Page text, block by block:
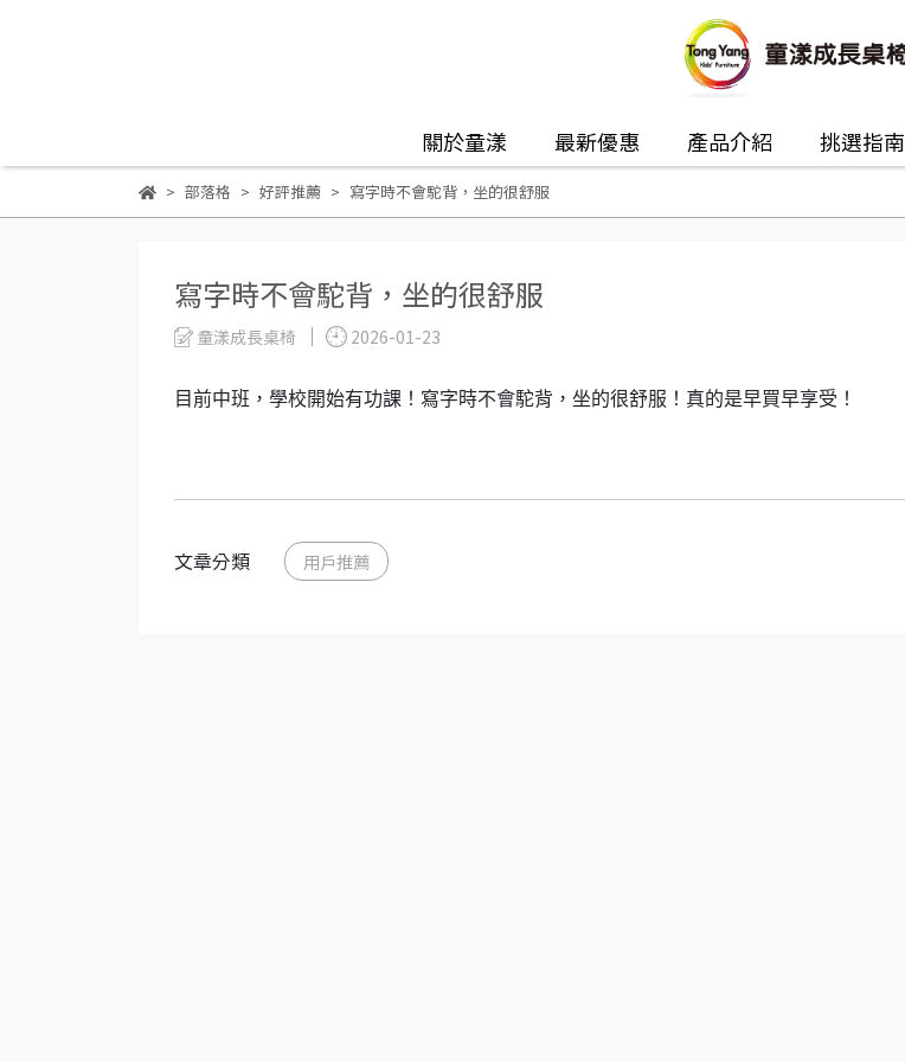
關於童漾 最新優惠 產品介紹 挑選指南
部落格 好評推薦 寫字時不會駝背，坐的很舒服
寫字時不會駝背，坐的很舒服
童漾成長桌椅 2026-01-23
目前中班，學校開始有功課！寫字時不會駝背，坐的很舒服！真的是早買早享受！
文章分類 用戶推薦